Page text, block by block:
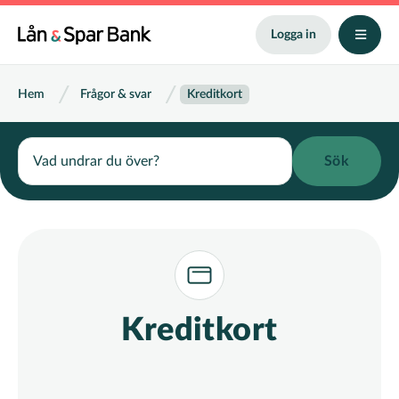
Hoppa
Logga in
Länkstig
Hem Frågor & svar Kreditkort
Search
Kreditkort